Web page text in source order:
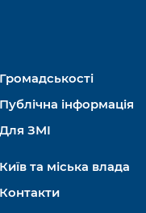
Громадськості
Публічна інформація
Для ЗМІ
Київ та міська влада
Контакти